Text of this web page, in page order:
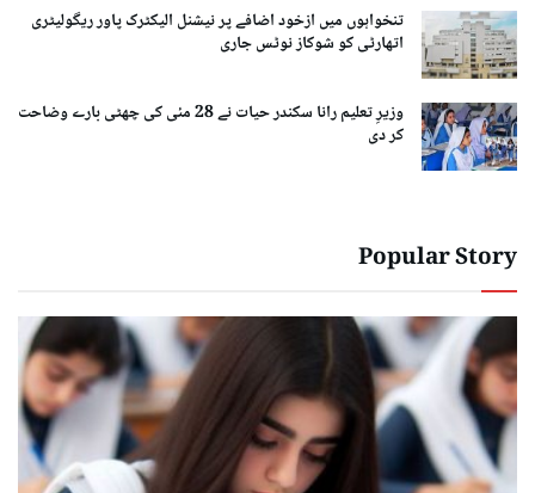
تنخواہوں میں ازخود اضافے پر نیشنل الیکٹرک پاور ریگولیٹری
اتھارٹی کو شوکاز نوٹس جاری
وزیرِ تعلیم رانا سکندر حیات نے 28 مئی کی چھٹی بارے وضاحت
کر دی
Popular Story